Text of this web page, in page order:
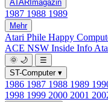
ATARImagazin
1987 1988 1989
Mehr
Atari Phile Happy
ACE NSW Inside Info
🌞 🌙
☰
ST-Computer ▾
1986 1987 1988 1989
1998 1999 2000 2001